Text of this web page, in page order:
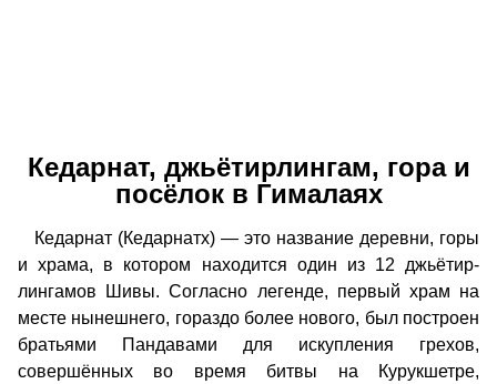
Кедарнат, джьётирлингам, гора и
посёлок в Гималаях
Кедарнат (Кедарнатх) — это название деревни, горы
и храма, в котором находится один из 12 джьётир-
лингамов Шивы. Согласно легенде, первый храм на
месте нынешнего, гораздо более нового, был построен
братьями Пандавами для искупления грехов,
совершённых во время битвы на Курукшетре,